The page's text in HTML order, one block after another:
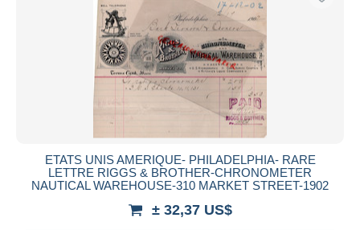
ETATS UNIS AMERIQUE- PHILADELPHIA- RARE
LETTRE RIGGS & BROTHER-CHRONOMETER
NAUTICAL WAREHOUSE-310 MARKET STREET-1902
± 32,37 US$